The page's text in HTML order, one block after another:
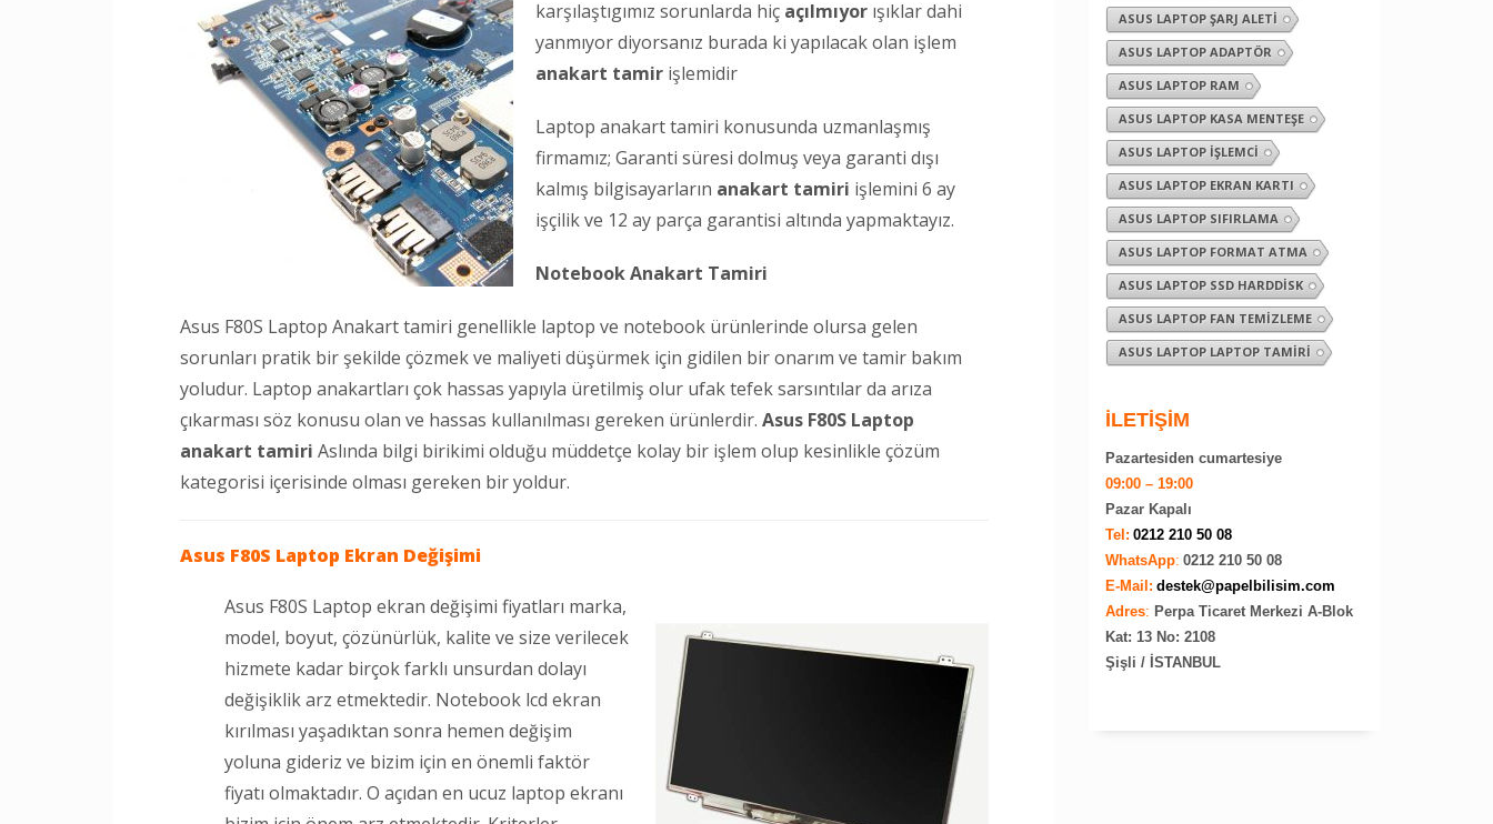
karşılaştıgımız sorunlarda hiç açılmıyor ışıklar dahi
yanmıyor diyorsanız burada ki yapılacak olan işlem
anakart tamir işlemidir
Laptop anakart tamiri konusunda uzmanlaşmış
firmamız; Garanti süresi dolmuş veya garanti dışı
kalmış bilgisayarların anakart tamiri işlemini 6 ay
işçilik ve 12 ay parça garantisi altında yapmaktayız.
Notebook Anakart Tamiri
Asus F80S Laptop Anakart tamiri genellikle laptop ve notebook ürünlerinde olursa gelen
sorunları pratik bir şekilde çözmek ve maliyeti düşürmek için gidilen bir onarım ve tamir bakım
yoludur. Laptop anakartları çok hassas yapıyla üretilmiş olur ufak tefek sarsıntılar da arıza
çıkarması söz konusu olan ve hassas kullanılması gereken ürünlerdir. Asus F80S Laptop
anakart tamiri Aslında bilgi birikimi olduğu müddetçe kolay bir işlem olup kesinlikle çözüm
kategorisi içerisinde olması gereken bir yoldur.
Asus F80S Laptop Ekran Değişimi
Asus F80S Laptop ekran değişimi fiyatları marka,
model, boyut, çözünürlük, kalite ve size verilecek
hizmete kadar birçok farklı unsurdan dolayı
değişiklik arz etmektedir. Notebook lcd ekran
kırılması yaşadıktan sonra hemen değişim
yoluna gideriz ve bizim için en önemli faktör
fiyatı olmaktadır. O açıdan en ucuz laptop ekranı
ASUS LAPTOP ŞARJ ALETI
ASUS LAPTOP ADAPTÖR
ASUS LAPTOP RAM
ASUS LAPTOP KASA MENTEŞE
ASUS LAPTOP İŞLEMCI
ASUS LAPTOP EKRAN KARTI
ASUS LAPTOP SIFIRLAMA
ASUS LAPTOP FORMAT ATMA
ASUS LAPTOP SSD HARDDISK
ASUS LAPTOP FAN TEMIZLEME
ASUS LAPTOP LAPTOP TAMIRI
İLETİŞİM
Pazartesiden cumartesiye
09:00 – 19:00
Pazar Kapalı
Tel: 0212 210 50 08
WhatsApp: 0212 210 50 08
E-Mail: destek@papelbilisim.com
Adres: Perpa Ticaret Merkezi A-Blok
Kat: 13 No: 2108
Şişli / İSTANBUL